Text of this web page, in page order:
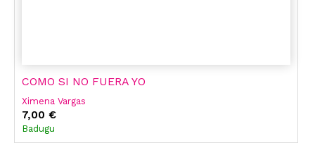
COMO SI NO FUERA YO
Ximena Vargas
7,00 €
Badugu